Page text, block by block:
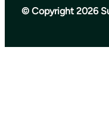
© Copyright 2026